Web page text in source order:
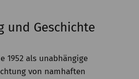
und Geschichte
1952 als unabhängige
von namhaften